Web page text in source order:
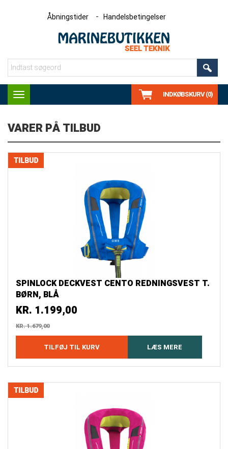
Åbningstider Handelsbetingelser
Toggle
navigation
INDKØBSKURV (0)
VARER PÅ TILBUD
SPINLOCK DECKVEST CENTO REDNINGSVEST T.
BØRN, BLÅ
KR. 1.199,00
KR.1.679,00
TILFØJ TIL KURV LÆS MERE